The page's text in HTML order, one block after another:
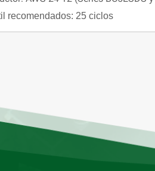
recomendados: 25 ciclos